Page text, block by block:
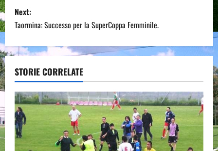
s
t
n
a
v
i
g
Next:
Taormina: Successo per la SuperCoppa Femminile.
STORIE CORRELATE